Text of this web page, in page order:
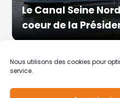
Nous utilisons des cookies pour
service.
Le Canal Seine
coeur de la